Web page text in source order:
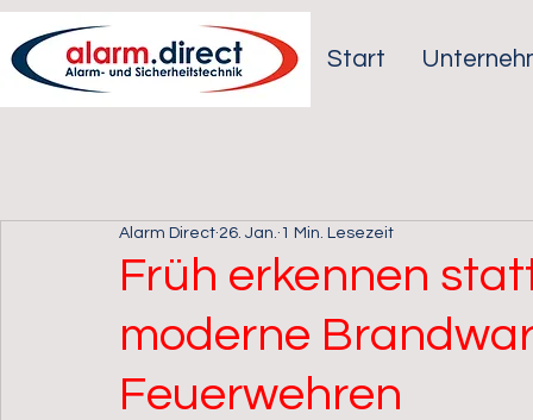
Start
Früh erkennen
moderne
Feuerwehren
Alarm Direct 26. Jan. 1 Min. Lesezeit